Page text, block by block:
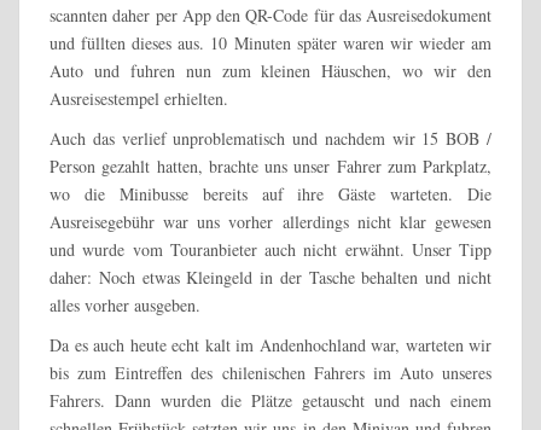
scannten daher per App den QR-Code für das Ausreisedokument
und füllten dieses aus. 10 Minuten später waren wir wieder am
Auto und fuhren nun zum kleinen Häuschen, wo wir den
Ausreisestempel erhielten.
Auch das verlief unproblematisch und nachdem wir 15 BOB /
Person gezahlt hatten, brachte uns unser Fahrer zum Parkplatz,
wo die Minibusse bereits auf ihre Gäste warteten. Die
Ausreisegebühr war uns vorher allerdings nicht klar gewesen
und wurde vom Touranbieter auch nicht erwähnt. Unser Tipp
daher: Noch etwas Kleingeld in der Tasche behalten und nicht
alles vorher ausgeben.
Da es auch heute echt kalt im Andenhochland war, warteten wir
bis zum Eintreffen des chilenischen Fahrers im Auto unseres
Fahrers. Dann wurden die Plätze getauscht und nach einem